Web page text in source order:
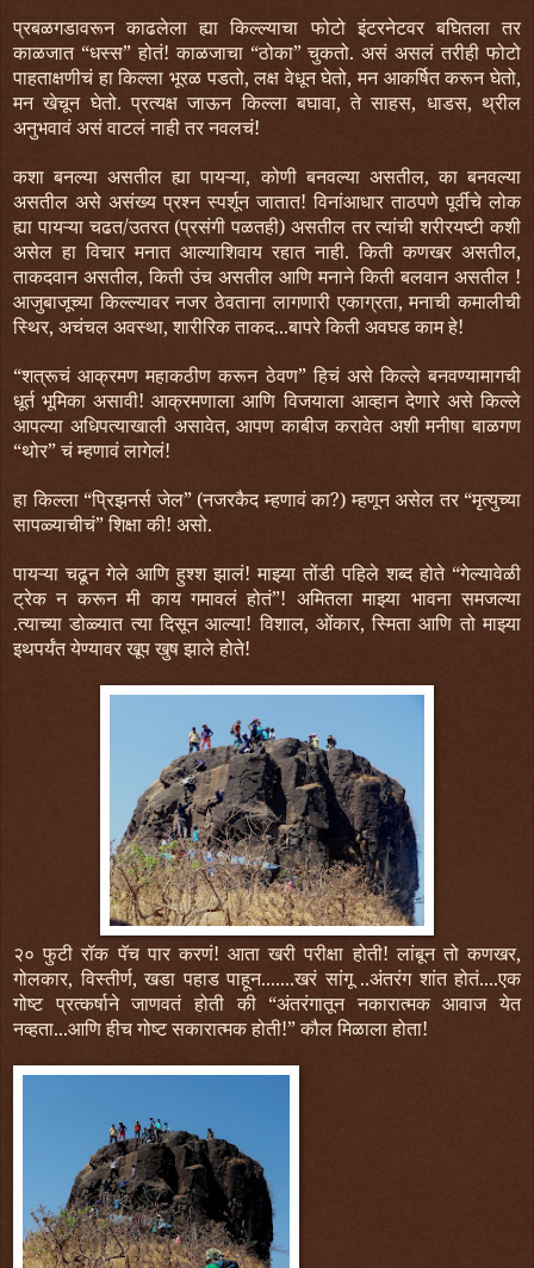
प्रबळगडावरून काढलेला ह्या किल्ल्याचा फोटो इंटरनेटवर बघितला तर
काळजात “धस्स” होतं! काळजाचा “ठोका” चुकतो. असं असलं तरीही फोटो
पाहताक्षणीचं हा किल्ला भूरळ पडतो, लक्ष वेधून घेतो, मन आकर्षित करून घेतो,
मन खेचून घेतो. प्रत्यक्ष जाऊन किल्ला बघावा, ते साहस, धाडस, थ्रील
अनुभवावं असं वाटलं नाही तर नवलचं!
कशा बनल्या असतील ह्या पायऱ्या, कोणी बनवल्या असतील, का बनवल्या
असतील असे असंख्य प्रश्न स्पर्शून जातात! विनांआधार ताठपणे पूर्वीचे लोक
ह्या पायऱ्या चढत/उतरत (प्रसंगी पळतही) असतील तर त्यांची शरीरयष्टी कशी
असेल हा विचार मनात आल्याशिवाय रहात नाही. किती कणखर असतील,
ताकदवान असतील, किती उंच असतील आणि मनाने किती बलवान असतील !
आजुबाजूच्या किल्ल्यावर नजर ठेवताना लागणारी एकाग्रता, मनाची कमालीची
स्थिर, अचंचल अवस्था, शारीरिक ताकद...बापरे किती अवघड काम हे!
“शत्रूचं आक्रमण महाकठीण करून ठेवण” हिचं असे किल्ले बनवण्यामागची
धूर्त भूमिका असावी! आक्रमणाला आणि विजयाला आव्हान देणारे असे किल्ले
आपल्या अधिपत्याखाली असावेत, आपण काबीज करावेत अशी मनीषा बाळगण
“थोर” चं म्हणावं लागेलं!
हा किल्ला “प्रिझनर्स जेल” (नजरकैद म्हणावं का?) म्हणून असेल तर “मृत्युच्या
सापळ्याचीचं” शिक्षा की! असो.
पायऱ्या चढून गेले आणि हुश्श झालं! माझ्या तोंडी पहिले शब्द होते “गेल्यावेळी
ट्रेक न करून मी काय गमावलं होतं”! अमितला माझ्या भावना समजल्या
.त्याच्या डोळ्यात त्या दिसून आल्या! विशाल, ओंकार, स्मिता आणि तो माझ्या
इथपर्यंत येण्यावर खूप खुष झाले होते!
२० फुटी रॉक पॅच पार करणं! आता खरी परीक्षा होती! लांबून तो कणखर,
गोलकार, विस्तीर्ण, खडा पहाड पाहून.......खरं सांगू ..अंतरंग शांत होतं....एक
गोष्ट प्रत्कर्षाने जाणवतं होती की “अंतरंगातून नकारात्मक आवाज येत
नव्हता...आणि हीच गोष्ट सकारात्मक होती!” कौल मिळाला होता!